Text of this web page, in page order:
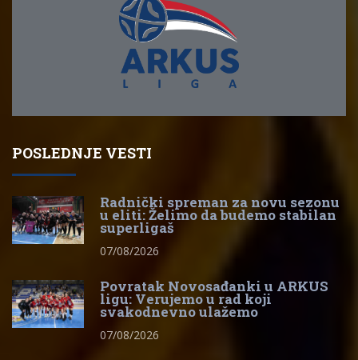
POSLEDNJE VESTI
Radnički spreman za novu sezonu
u eliti: Želimo da budemo stabilan
superligaš
07/08/2026
Povratak Novosađanki u ARKUS
ligu: Verujemo u rad koji
svakodnevno ulažemo
07/08/2026